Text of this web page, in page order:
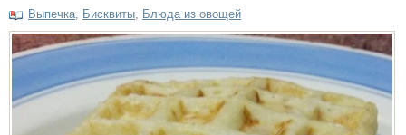
Выпечка, Бисквиты, Блюда из овощей